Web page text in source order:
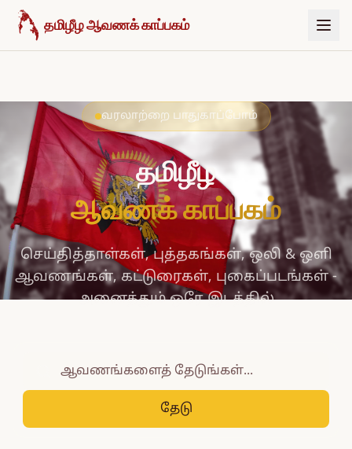
உள்ளடக்கத்திற்குச் செல்க
தமிழீழ ஆவணக் காப்பகம்
வரலாற்றை பாதுகாப்போம்
தமிழீழ
ஆவணக் காப்பகம்
செய்தித்தாள்கள், புத்தகங்கள், ஒலி & ஒளி
ஆவணங்கள், கட்டுரைகள், புகைப்படங்கள் -
அனைத்தும் ஒரே இடத்தில்
தேடு